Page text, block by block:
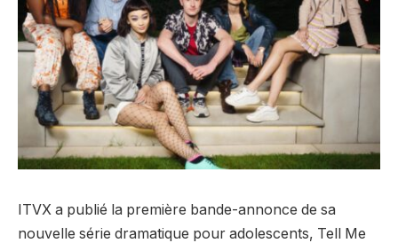
ITVX a publié la première bande-annonce de sa
nouvelle série dramatique pour adolescents, Tell Me